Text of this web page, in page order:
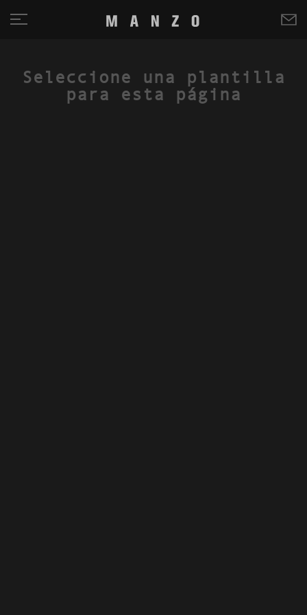
Seleccione una plantilla
para esta página